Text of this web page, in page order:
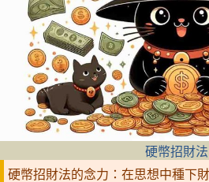
硬幣招財法
硬幣招財法的念力：在思想中種下